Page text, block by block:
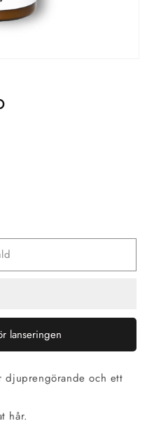
lanseringen
djuprengörande och ett
hår.